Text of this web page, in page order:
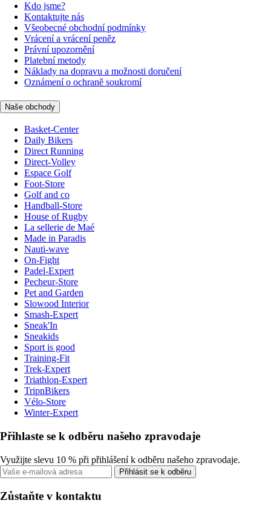
Kdo jsme?
Kontaktujte nás
Všeobecné obchodní podmínky
Vrácení a vrácení peněz
Právní upozornění
Platební metody
Náklady na dopravu a možnosti doručení
Oznámení o ochraně soukromí
Naše obchody
Basket-Center
Daily Bikers
Direct Running
Direct-Volley
Espace Golf
Foot-Store
Golf and co
Handball-Store
House of Rugby
La sellerie de Maé
Made in Paradis
Nauti-wave
On-Fight
Padel-Expert
Pecheur-Store
Pet and Garden
Slowood Interior
Smash-Expert
Sneak'In
Sneakids
Sport is good
Training-Fit
Trek-Expert
Triathlon-Expert
TripnBikers
Vélo-Store
Winter-Expert
Přihlaste se k odběru našeho zpravodaje
Využijte slevu 10 % při přihlášení k odběru našeho zpravodaje.
Přihlásit se k odběru
Zůstaňte v kontaktu